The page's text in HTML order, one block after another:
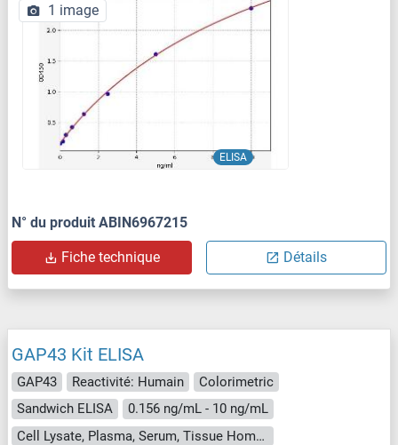
ELISA
1 image
N° du produit ABIN6967215
Fiche technique Détails
GAP43 Kit ELISA
GAP43 Reactivité: Humain
Colorimetric
Sandwich ELISA
0.156 ng/mL - 10 ng/mL
Cell Lysate, Plasma, Serum, Tissue Homogenate